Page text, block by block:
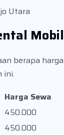
berapa
ini.
Harga Sewa
450.000
450.000